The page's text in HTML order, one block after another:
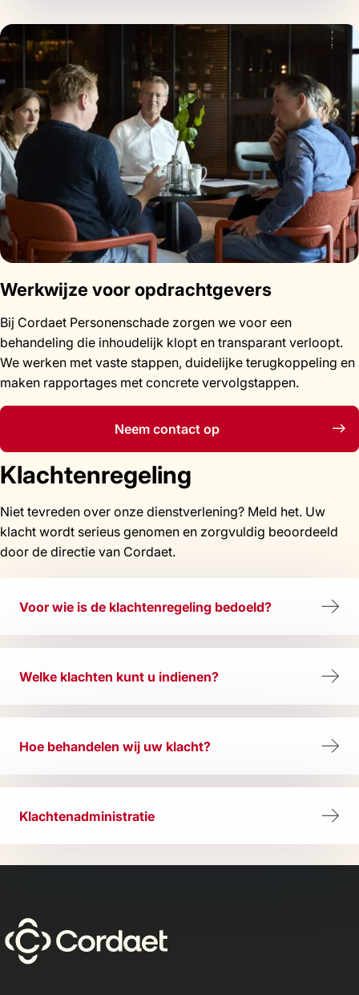
Werkwijze voor opdrachtgevers
Bij Cordaet Personenschade zorgen we voor een
behandeling die inhoudelijk klopt en transparant verloopt.
We werken met vaste stappen, duidelijke terugkoppeling en
maken rapportages met concrete vervolgstappen.
Neem contact op
Klachtenregeling
Niet tevreden over onze dienstverlening? Meld het. Uw
klacht wordt serieus genomen en zorgvuldig beoordeeld
door de directie van Cordaet.
Voor wie is de klachtenregeling bedoeld?
Welke klachten kunt u indienen?
Hoe behandelen wij uw klacht?
Klachtenadministratie